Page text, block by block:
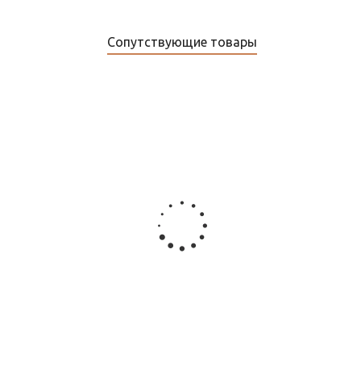
Сопутствующие товары
источником питания 24 В